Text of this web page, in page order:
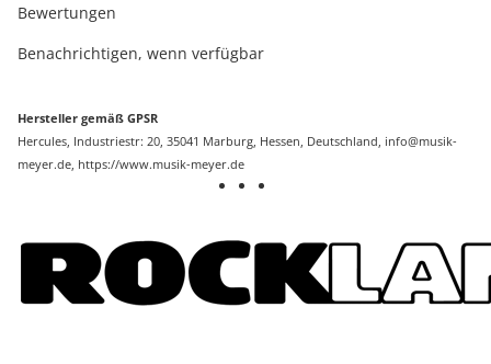
Bewertungen
Benachrichtigen, wenn verfügbar
Hersteller gemäß GPSR
Hercules, Industriestr: 20, 35041 Marburg, Hessen, Deutschland, info@musik-
meyer.de , https://www.musik-meyer.de